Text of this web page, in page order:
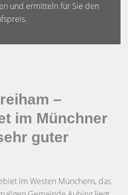
und ermitteln für Sie den
–
im Münchner
guter
im Westen Münchens, das